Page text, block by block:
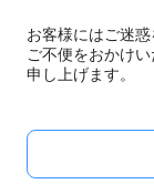
お客様にはご迷
ご不便をおかけ
申し上げます。